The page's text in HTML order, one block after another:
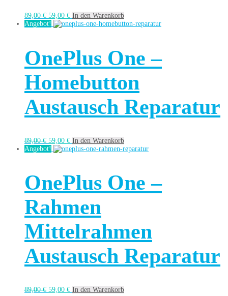
89,00€ 59,00 € In den Warenkorb
Angebot!
OnePlus One –
Homebutton
Austausch Reparatur
89,00€ 59,00 € In den Warenkorb
Angebot!
OnePlus One –
Rahmen
Mittelrahmen
Austausch Reparatur
89,00€ 59,00 € In den Warenkorb